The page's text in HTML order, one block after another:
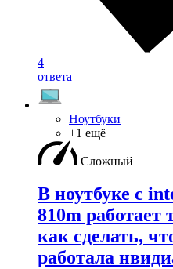
4
ответа
Ноутбуки
+1 ещё
Сложный
В ноутбуке с
810m работает
как сделать,
работала